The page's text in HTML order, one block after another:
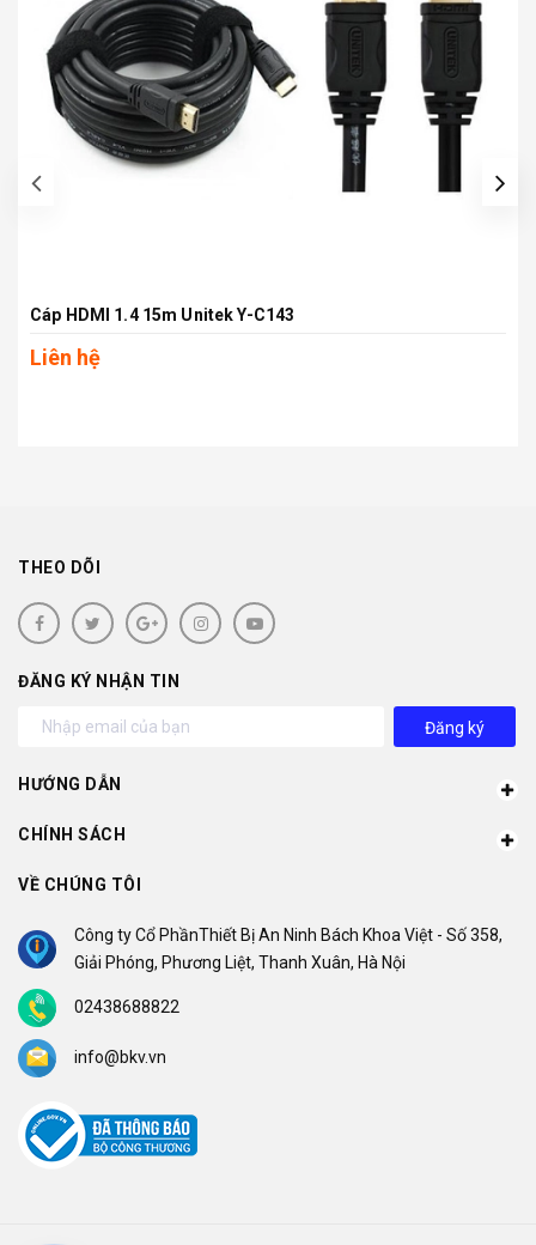
Cáp HDMI 1.4 15m Unitek Y-C143
Liên hệ
THEO DÕI
ĐĂNG KÝ NHẬN TIN
Đăng ký
HƯỚNG DẪN
CHÍNH SÁCH
VỀ CHÚNG TÔI
Công ty Cổ PhầnThiết Bị An Ninh Bách Khoa Việt - Số 358,
Giải Phóng, Phương Liệt, Thanh Xuân, Hà Nội
02438688822
info@bkv.vn